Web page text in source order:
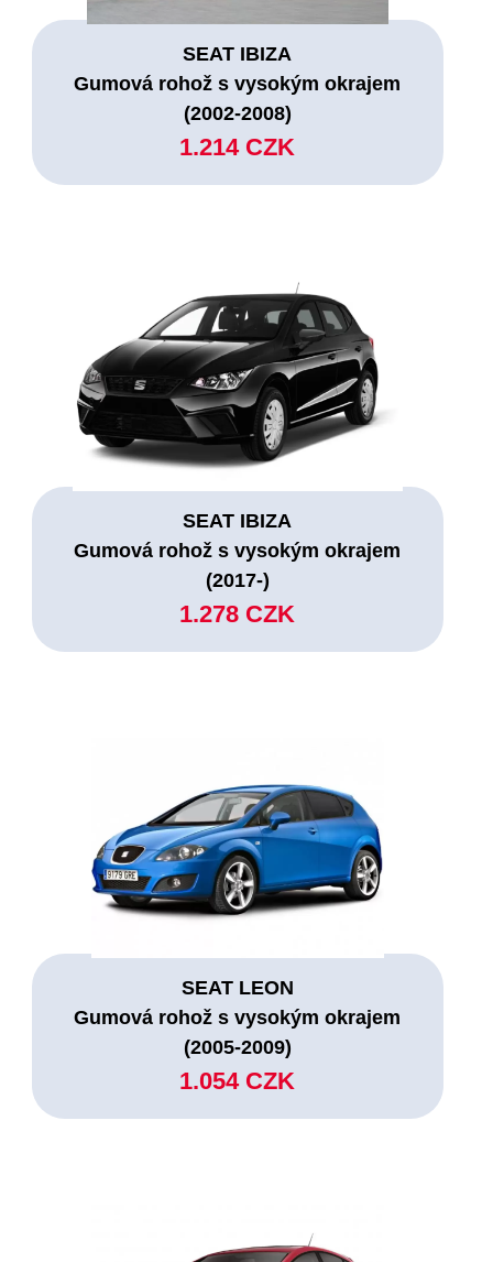
SEAT IBIZA
Gumová rohož s vysokým okrajem
(2002-2008)
1.214 CZK
SEAT IBIZA
Gumová rohož s vysokým okrajem
(2017-)
1.278 CZK
SEAT LEON
Gumová rohož s vysokým okrajem
(2005-2009)
1.054 CZK